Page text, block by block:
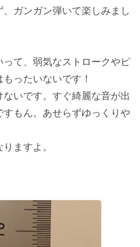
ガンガン弾いて楽しみまし
て、弱気なストロークやピ
ったいないです！
いです。すぐ綺麗な音が出
もん。あせらずゆっくりや
ますよ。